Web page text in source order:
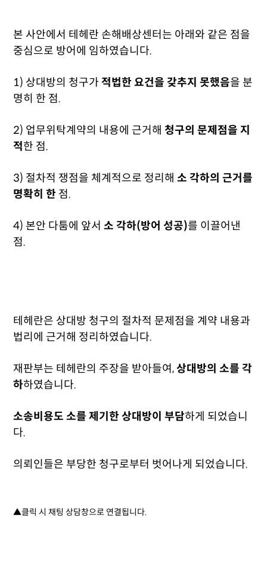
본 사안에서 테헤란 손해배상센터는 아래와 같은 점을
중심으로 방어에 임하였습니다.
1) 상대방의 청구가 적법한 요건을 갖추지 못했음을 분
명히 한 점.
2) 업무위탁계약의 내용에 근거해청구의 문제점을 지
적한 점.
3) 절차적 쟁점을 체계적으로 정리해소 각하의 근거를
명확히 한 점.
4) 본안 다툼에 앞서소 각하(방어 성공)를 이끌어낸
점.
테헤란은 상대방 청구의 절차적 문제점을 계약 내용과
법리에 근거해 정리하였습니다.
재판부는 테헤란의 주장을 받아들여,상대방의 소를 각
하하였습니다.
소송비용도 소를 제기한 상대방이 부담하게 되었습니
다.
의뢰인들은 부당한 청구로부터 벗어나게 되었습니다.
▲클릭 시 채팅 상담창으로 연결됩니다.